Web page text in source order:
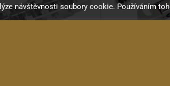
návštěvnosti soubory cookie. Používáním